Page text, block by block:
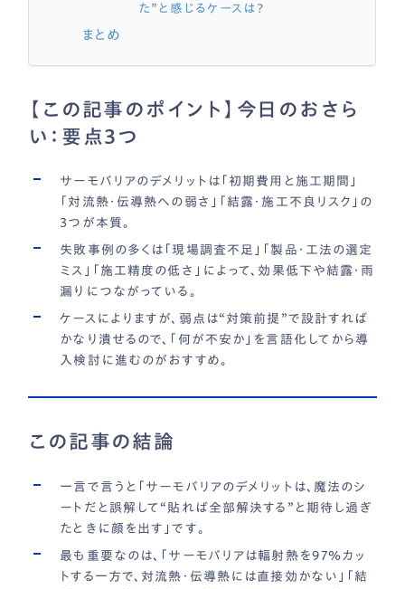
た”と感じるケースは？
まとめ
【この記事のポイント】今日のおさら
い：要点3つ
サーモバリアのデメリットは「初期費用と施工期間」
「対流熱・伝導熱への弱さ」「結露・施工不良リスク」の
3つが本質。
失敗事例の多くは「現場調査不足」「製品・工法の選定
ミス」「施工精度の低さ」によって、効果低下や結露・雨
漏りにつながっている。
ケースによりますが、弱点は“対策前提”で設計すれば
かなり潰せるので、「何が不安か」を言語化してから導
入検討に進むのがおすすめ。
この記事の結論
一言で言うと「サーモバリアのデメリットは、魔法のシ
ートだと誤解して“貼れば全部解決する”と期待し過ぎ
たときに顔を出す」です。
最も重要なのは、「サーモバリアは輻射熱を97％カッ
トする一方で、対流熱・伝導熱には直接効かない」「結